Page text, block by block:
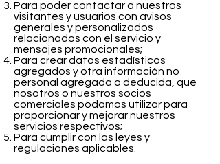
Para poder contactar a nuestros
visitantes y usuarios con avisos
generales y personalizados
relacionados con el servicio y
mensajes promocionales;
Para crear datos estadísticos
agregados y otra información no
personal agregada o deducida, que
nosotros o nuestros socios
comerciales podamos utilizar para
proporcionar y mejorar nuestros
servicios respectivos;
Para cumplir con las leyes y
regulaciones aplicables.